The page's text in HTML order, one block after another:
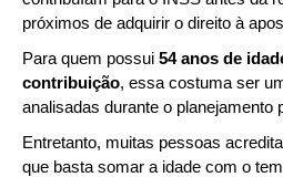
próximos de adquirir o direito à
Para quem possui 54 anos de
contribuição, essa costuma ser
analisadas durante o planejamento
Entretanto, muitas pessoas
que basta somar a idade com o